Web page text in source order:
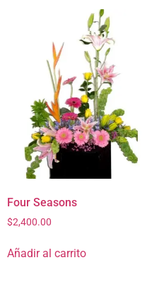
Four Seasons
$2,400.00
Añadir al carrito